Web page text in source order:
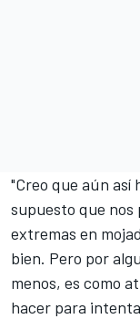
"Creo que aún
supuesto que nos
extremas en
bien. Pero por
menos, es como
hacer para